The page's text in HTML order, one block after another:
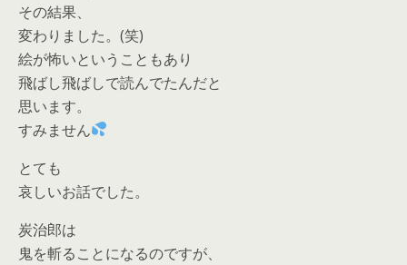
その結果、
変わりました。(笑)
絵が怖いということもあり
飛ばし飛ばしで読んでたんだと
思います。
すみません
とても
哀しいお話でした。
炭治郎は
鬼を斬ることになるのですが、